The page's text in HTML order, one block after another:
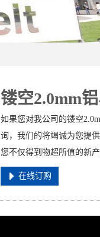
镂空2.0mm
如果您对我公司的镂空
询，我们的将竭诚为您提
您不仅得到物超所值的新
在线订购